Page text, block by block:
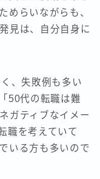
めらいながらも、
見は、自分自身に
、失敗例も多い
50代の転職は難
ガティブなイメー
職を考えていて
いる方も多いので